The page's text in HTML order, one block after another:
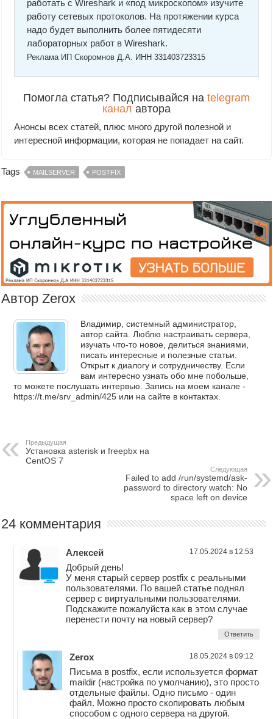
работать с Wireshark и «под микроскопом» изучите
работу сетевых протоколов. На протяжении курса
надо будет выполнить более пятидесяти
лабораторных работ в Wireshark.
Реклама ИП Скоромнов Д.А. ИНН 331403723315
Помогла статья? Подписывайся на telegram
канал автора
Анонсы всех статей, плюс много другой полезной и
интересной информации, которая не попадает на сайт.
Tags MAILSERVER POSTFIX
Автор Zerox
Владимир, системный администратор,
автор сайта. Люблю настраивать сервера,
изучать что-то новое, делиться знаниями,
писать интересные и полезные статьи.
Открыт к диалогу и сотрудничеству. Если
вам интересно узнать обо мне побольше,
то можете послушать интервью. Запись на моем канале -
https://t.me/srv_admin/425 или на сайте в контактах.
Предыдущая
Установка asterisk и freepbx на
CentOS 7
Следующая
Failed to add /run/systemd/ask-
password to directory watch: No
space left on device
24 комментария
Алексей 17.05.2024 в 12:53
Добрый день!
У меня старый сервер postfix с реальными
пользователями. По вашей статье поднял
сервер с виртуальными пользователями.
Подскажите пожалуйста как в этом случае
перенести почту на новый сервер?
Ответить
Zerox 18.05.2024 в 09:12
Письма в postfix, если используется формат
maildir (настройка по умолчанию), это просто
отдельные файлы. Одно письмо - один
файл. Можно просто скопировать любым
способом с одного сервера на другой.